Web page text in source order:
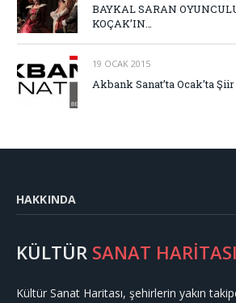
BAYKAL SARAN
KOÇAK’IN…
19 OCAK 2015
Akbank Sanat’ta Ocak’ta
HAKKINDA
KÜLTÜR SANAT HARİTASI
Kültür Sanat Haritası, şehirlerin yakın